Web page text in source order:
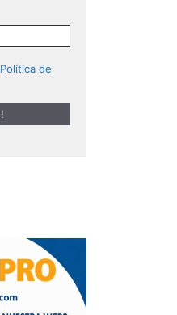
Política de